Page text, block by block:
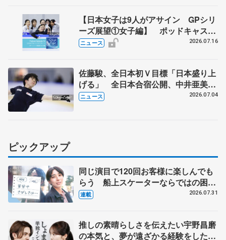
【日本女子は9人がアサイン GPシリ
ーズ展望①女子編】 ポッドキャスト
#72を配信
ニュース 2026.07.16
佐藤駿、全日本初Ｖ目標「日本盛り上
げる」 全日本合宿公開、中井亜美
「表現の幅広げる」 元世界王者のフ
ニュース 2026.07.04
ピックアップ
同じ演目で120回お客様に楽しんでも
らう 船上スケーターならではの困難
とは 影響あったPIW前キャプテン松
連載 2026.07.31
推しの素晴らしさを伝えたい宇野昌磨
の本気と、夢が遠ざかる経験をした本